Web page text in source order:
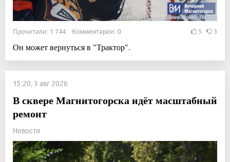
Прочитали: 1 744 Комментарии: 0 5 3
Он может вернуться в "Трактор".
15:20, 3 авг 2026
В сквере Магнитогорска идёт масштабный
ремонт
Новости